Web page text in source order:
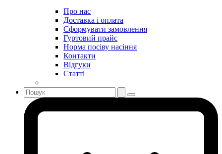
Про нас
Доставка і оплата
Сформувати замовлення
Гуртовий прайс
Норма посіву насіння
Контакти
Відгуки
Статті